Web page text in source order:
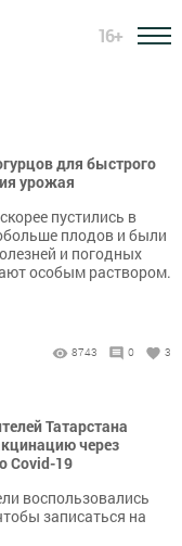
16+
для быстрого
урожая
пустились в
плодов и были
и погодных
особым раствором.
8743 0 3
Татарстана
через
Covid-19
воспользовались
записаться на